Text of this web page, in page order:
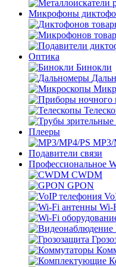
Микрофоны
Оптика
Бинокли
Плееры
MP3/
Подавители связи
Профессиональное
CWDM
GPON
Wi-